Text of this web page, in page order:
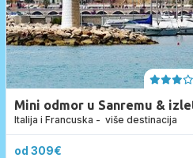
Mini odmor u Sanremu &
obali
Italija i Francuska - više destinacija
od 309€